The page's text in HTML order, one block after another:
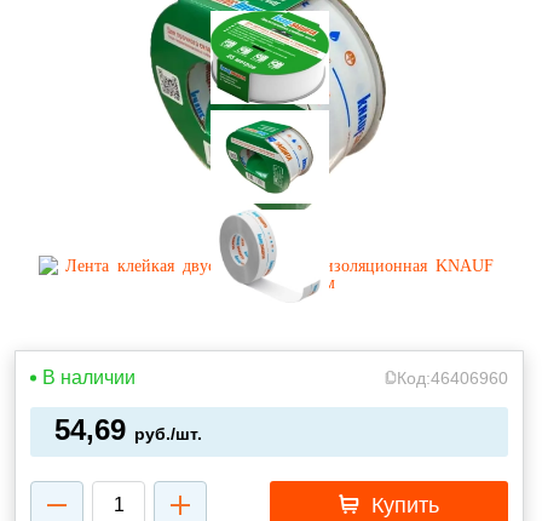
В наличии Код:46406960
54,69 руб./шт.
Купить